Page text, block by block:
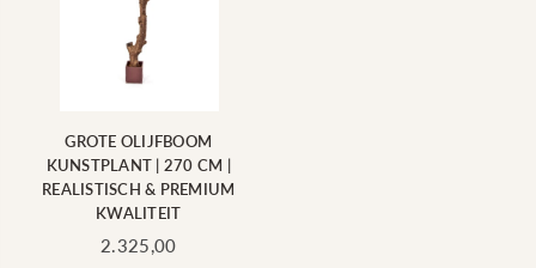
GROTE OLIJFBOOM
KUNSTPLANT | 270 CM |
REALISTISCH & PREMIUM
KWALITEIT
Standaard
2.325,00